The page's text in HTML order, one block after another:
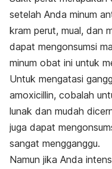
setelah Anda minum
kram perut, mual, dan
dapat mengonsumsi
minum obat ini untuk
Untuk mengatasi
amoxicillin, cobalah
lunak dan mudah
juga dapat
sangat mengganggu.
Namun jika Anda